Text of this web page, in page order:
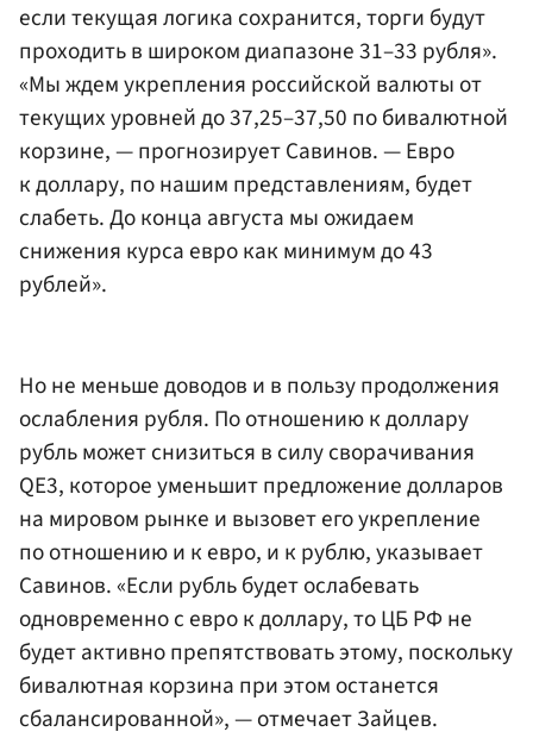
если текущая логика сохранится, торги будут
проходить в широком диапазоне 31–33 рубля».
«Мы ждем укрепления российской валюты от
текущих уровней до 37,25–37,50 по бивалютной
корзине, — прогнозирует Савинов. — Евро
к доллару, по нашим представлениям, будет
слабеть. До конца августа мы ожидаем
снижения курса евро как минимум до 43
рублей».
Но не меньше доводов и в пользу продолжения
ослабления рубля. По отношению к доллару
рубль может снизиться в силу сворачивания
QE3, которое уменьшит предложение долларов
на мировом рынке и вызовет его укрепление
по отношению и к евро, и к рублю, указывает
Савинов. «Если рубль будет ослабевать
одновременно с евро к доллару, то ЦБ РФ не
будет активно препятствовать этому, поскольку
бивалютная корзина при этом останется
сбалансированной», — отмечает Зайцев.